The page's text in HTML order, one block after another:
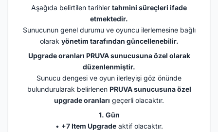
Aşağıda belirtilen tarihler tahmini süreçleri ifade
etmektedir.
Sunucunun genel durumu ve oyuncu ilerlemesine bağlı
olarak yönetim tarafından güncellenebilir.
Upgrade oranları PRUVA sunucusuna özel olarak
düzenlenmiştir.
Sunucu dengesi ve oyun ilerleyişi göz önünde
bulundurularak belirlenen PRUVA sunucusuna özel
upgrade oranları geçerli olacaktır.
1. Gün
• +7 Item Upgradeaktif olacaktır.